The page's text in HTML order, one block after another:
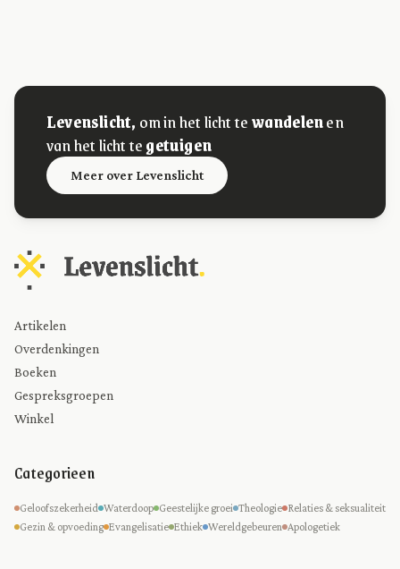
Levenslicht, om in het licht tewandelenen
van het licht tegetuigen
Meer over Levenslicht
Artikelen
Overdenkingen
Boeken
Gespreksgroepen
Winkel
Categorieen
Geloofszekerheid Waterdoop Geestelijke groei Theologie Relaties & seksualiteit
Gezin & opvoeding Evangelisatie Ethiek Wereldgebeuren Apologetiek